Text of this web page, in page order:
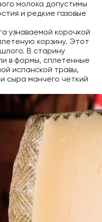
молока допустимы
и редкие газовые
узнаваемой корочкой
корзину. Этот
В старину
в формы, сплетенные
испанской травы,
сыра манчего четкий